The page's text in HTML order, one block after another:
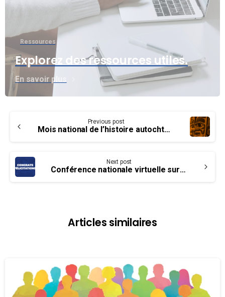
Ressources
Explorez des ressources utiles.
En savoir plus
Reading
Previous post
Mois national de l’histoire autochtone
Next post
Conférence nationale virtuelle sur la négociation de l’Agence Parcs Canada – Félicitations!
Articles similaires